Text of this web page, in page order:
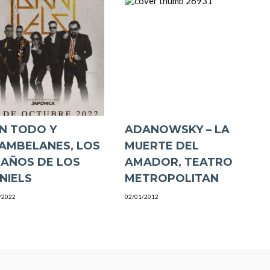
TODO Y
LOS
DE LOS
ADANOWSKY – LA
MUERTE DEL
AMADOR, TEATRO
METROPOLITAN
02/01/2012